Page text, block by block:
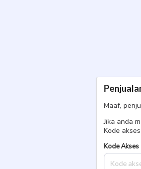
Maaf,
Jika anda
Kode
Kode Akses